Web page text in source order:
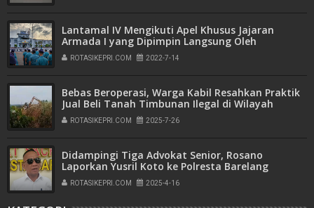
Lantamal IV Mengikuti Apel Khusus Jajaran
Armada I yang Dipimpin Langsung Oleh
Pangkoarmada I
ROTASIKEPRI.COM 2022-7-14
Bebas Beroperasi, Warga Kabil Resahkan Praktik
Jual Beli Tanah Timbunan Ilegal di Wilayah
Pemukiman
ROTASIKEPRI.COM 2025-7-26
Didampingi Tiga Advokat Senior, Rosano
Laporkan Yusril Koto ke Polresta Barelang
ROTASIKEPRI.COM 2025-4-16